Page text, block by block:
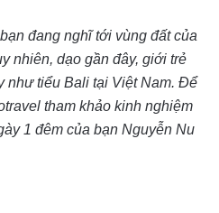
đang nghĩ tới vùng đất của
nhiên, dạo gần đây, giới trẻ
như tiểu Bali tại Việt Nam. Để
tham khảo kinh nghiệm
1 đêm của bạn Nguyễn Nu